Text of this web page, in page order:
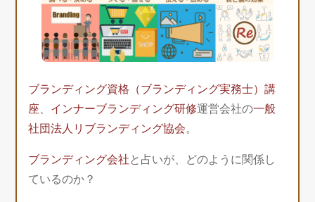
ブランディング資格（ブランディング実務士）講
座、 インナーブランディング研修運営会社の一般
社団法人リブランディング協会。
ブランディング会社 と占いが、どのように関係し
ているのか？